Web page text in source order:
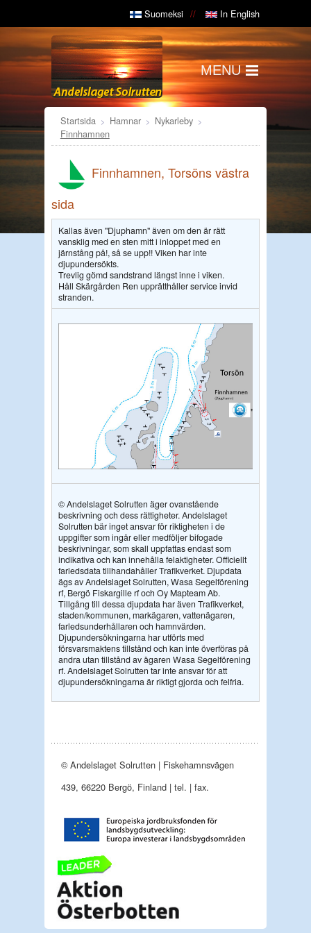
Suomeksi In English
MENU
Startsida Hamnar
Nykarleby
Finnhamnen
Finnhamnen, Torsöns västra
sida
Kallas även "Djuphamn" även om den är rätt
vansklig med en sten mitt i inloppet med en
järnstång på!, så se upp!! Viken har inte
djupundersökts.
Trevlig gömd sandstrand längst inne i viken.
Håll Skärgården Ren upprätthåller service invid
stranden.
© Andelslaget Solrutten äger ovanstående
beskrivning och dess rättigheter. Andelslaget
Solrutten bär inget ansvar för riktigheten i de
uppgifter som ingår eller medföljer bifogade
beskrivningar, som skall uppfattas endast som
indikativa och kan innehålla felaktigheter. Officiellt
farledsdata tillhandahåller Trafikverket. Djupdata
ägs av Andelslaget Solrutten, Wasa Segelförening
rf, Bergö Fiskargille rf och Oy Mapteam Ab.
Tillgång till dessa djupdata har även Trafikverket,
staden/kommunen, markägaren, vattenägaren,
farledsunderhållaren och hamnvärden.
Djupundersökningarna har utförts med
försvarsmaktens tillstånd och kan inte överföras på
andra utan tillstånd av ägaren Wasa Segelförening
rf. Andelslaget Solrutten tar inte ansvar för att
djupundersökningarna är riktigt gjorda och felfria.
© Andelslaget Solrutten | Fiskehamnsvägen
439, 66220 Bergö, Finland | tel. | fax.